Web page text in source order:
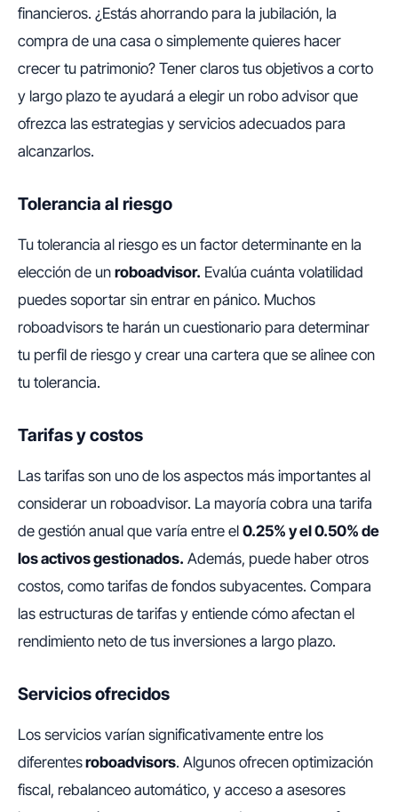
financieros. ¿Estás ahorrando para la jubilación, la
compra de una casa o simplemente quieres hacer
crecer tu patrimonio? Tener claros tus objetivos a corto
y largo plazo te ayudará a elegir un robo advisor que
ofrezca las estrategias y servicios adecuados para
alcanzarlos.
Tolerancia al riesgo
Tu tolerancia al riesgo es un factor determinante en la
elección de un roboadvisor. Evalúa cuánta volatilidad
puedes soportar sin entrar en pánico. Muchos
roboadvisors te harán un cuestionario para determinar
tu perfil de riesgo y crear una cartera que se alinee con
tu tolerancia.
Tarifas y costos
Las tarifas son uno de los aspectos más importantes al
considerar un roboadvisor. La mayoría cobra una tarifa
de gestión anual que varía entre el 0.25% y el 0.50% de
los activos gestionados. Además, puede haber otros
costos, como tarifas de fondos subyacentes. Compara
las estructuras de tarifas y entiende cómo afectan el
rendimiento neto de tus inversiones a largo plazo.
Servicios ofrecidos
Los servicios varían significativamente entre los
diferentesroboadvisors. Algunos ofrecen optimización
fiscal, rebalanceo automático, y acceso a asesores